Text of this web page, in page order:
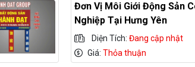
Đơn Vị Môi Giới Động Sản
Nghiệp Tại Hưng Yên
Diện Tích:Đang cập nhật
Giá:Thỏa thuận